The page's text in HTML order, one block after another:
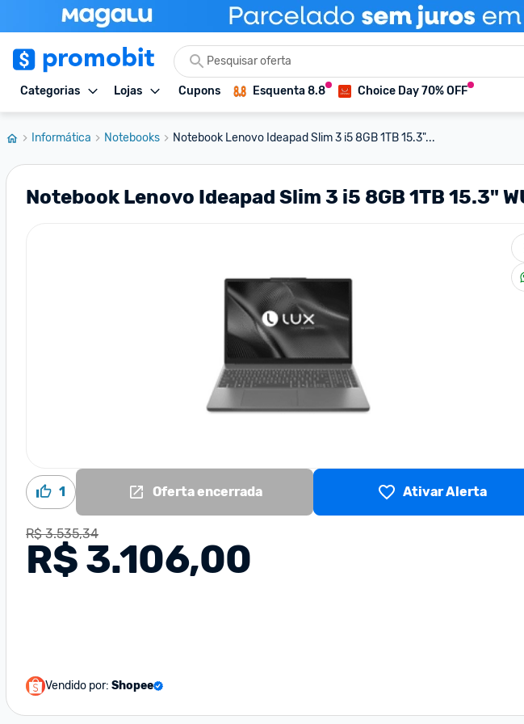
Categorias Lojas Cupons Esquenta 8.8 Choice Day 70% OFF
Informática Notebooks Notebook Lenovo Ideapad Slim 3 i5 8GB 1TB 15.3"...
Notebook Lenovo Ideapad Slim 3 i5 8GB 1TB 15.3"
1 Oferta encerrada Ativar Alerta
R$ 3.535,34
R$ 3.106,00
Vendido por: Shopee